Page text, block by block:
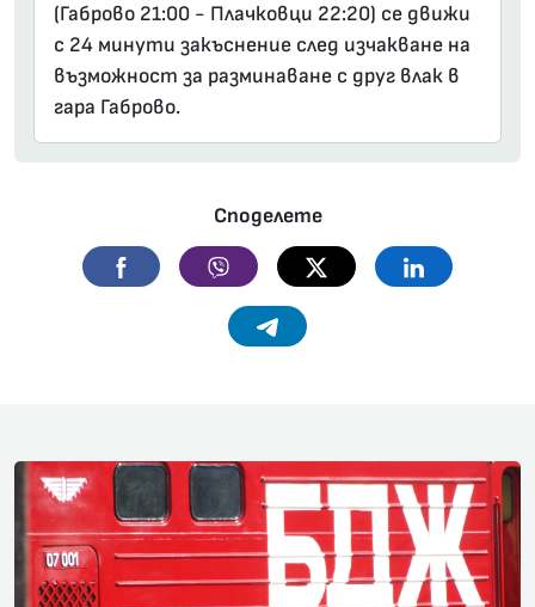
(Габрово 21:00 - Плачковци 22:20) се движи
с 24 минути закъснение след изчакване на
възможност за разминаване с друг влак в
гара Габрово.
Споделете
Facebook Viber Twitter Linkedin
Telegram